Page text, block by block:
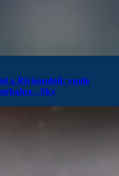
a Rivisondoli: vuole
- Sky